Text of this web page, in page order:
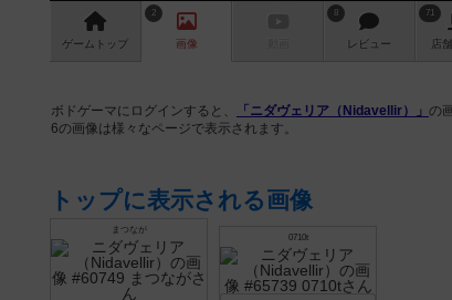
ゲーム トップ
2
画像
8
レビュー
71
店
ボドゲーマにログインすると、 「ニダヴェリア（Nidavellir）」 の
6の画像は様々なページで表示されます。
トップに表示される画像
まつなが
0710t